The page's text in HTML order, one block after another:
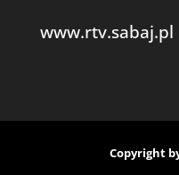
www.rtv.sabaj.pl
Copyright